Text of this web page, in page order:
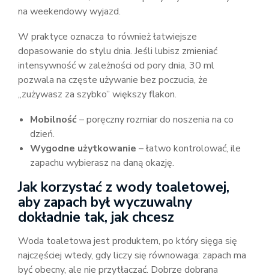
na weekendowy wyjazd.
W praktyce oznacza to również łatwiejsze
dopasowanie do stylu dnia. Jeśli lubisz zmieniać
intensywność w zależności od pory dnia, 30 ml
pozwala na częste używanie bez poczucia, że
„zużywasz za szybko” większy flakon.
Mobilność – poręczny rozmiar do noszenia na co
dzień.
Wygodne użytkowanie – łatwo kontrolować, ile
zapachu wybierasz na daną okazję.
Jak korzystać z wody toaletowej,
aby zapach był wyczuwalny
dokładnie tak, jak chcesz
Woda toaletowa jest produktem, po który sięga się
najczęściej wtedy, gdy liczy się równowaga: zapach ma
być obecny, ale nie przytłaczać. Dobrze dobrana